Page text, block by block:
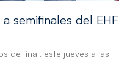
semifinales del EHF
de final, este jueves a las